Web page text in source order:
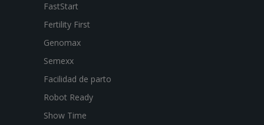
FastStart
Fertility First
Genomax
Semexx
Facilidad de parto
Robot Ready
Show Time